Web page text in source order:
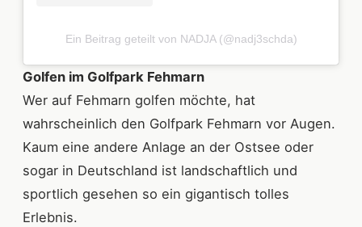
Ein Beitrag geteilt von NADJA (@nadj3schda)
Golfen im Golfpark Fehmarn
Wer auf Fehmarn golfen möchte, hat
wahrscheinlich den Golfpark Fehmarn vor Augen.
Kaum eine andere Anlage an der Ostsee oder
sogar in Deutschland ist landschaftlich und
sportlich gesehen so ein gigantisch tolles
Erlebnis.